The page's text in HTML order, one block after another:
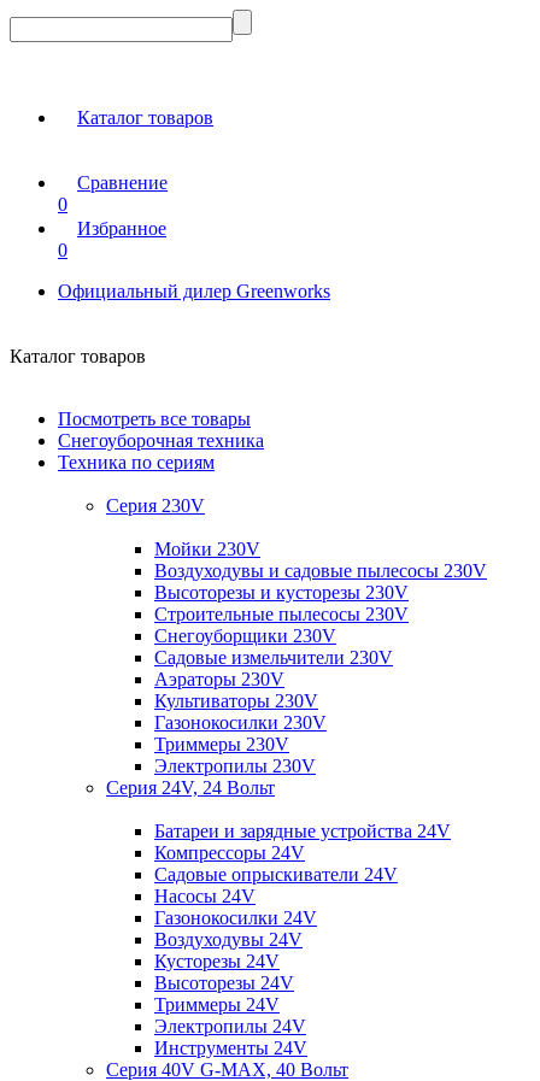
Каталог товаров
Сравнение
0
Избранное
0
Официальный дилер Greenworks
Каталог товаров
Посмотреть все товары
Снегоуборочная техника
Техника по сериям
Серия 230V
Мойки 230V
Воздуходувы и садовые пылесосы 230V
Высоторезы и кусторезы 230V
Строительные пылесосы 230V
Снегоуборщики 230V
Садовые измельчители 230V
Аэраторы 230V
Культиваторы 230V
Газонокосилки 230V
Триммеры 230V
Электропилы 230V
Серия 24V, 24 Вольт
Батареи и зарядные устройства 24V
Компрессоры 24V
Садовые опрыскиватели 24V
Насосы 24V
Газонокосилки 24V
Воздуходувы 24V
Кусторезы 24V
Высоторезы 24V
Триммеры 24V
Электропилы 24V
Инструменты 24V
Серия 40V G-MAX, 40 Вольт